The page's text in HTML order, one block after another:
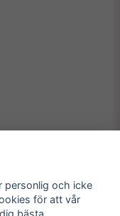
personlig och icke
för att vår
bästa